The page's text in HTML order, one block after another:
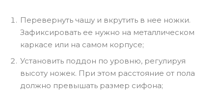
Перевернуть чашу и вкрутить в нее ножки.
Зафиксировать ее нужно на металлическом
каркасе или на самом корпусе;
Установить поддон по уровню, регулируя
высоту ножек. При этом расстояние от пола
должно превышать размер сифона;